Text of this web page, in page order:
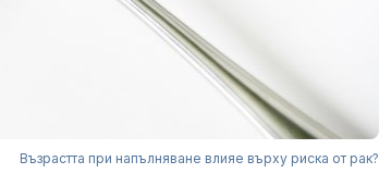
Възрастта при напълняване влияе върху риска от рак?